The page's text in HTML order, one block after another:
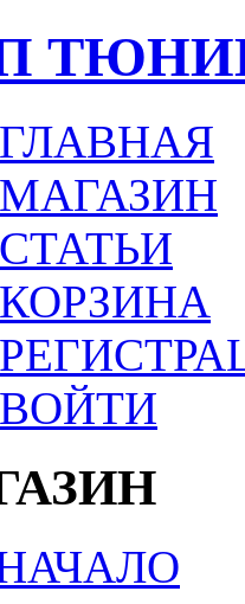
ГЛАВНАЯ
МАГАЗИН
СТАТЬИ
КОРЗИНА
ВОЙТИ